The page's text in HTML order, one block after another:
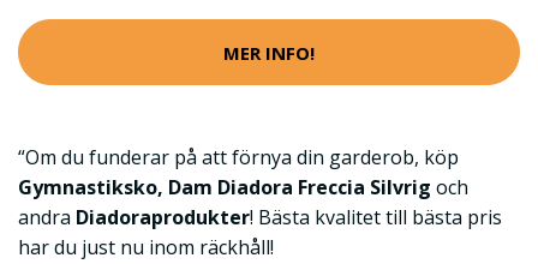
MER INFO!
“Om du funderar på att förnya din garderob, köp
Gymnastiksko, Dam Diadora Freccia Silvrig och
andra Diadoraprodukter! Bästa kvalitet till bästa pris
har du just nu inom räckhåll!